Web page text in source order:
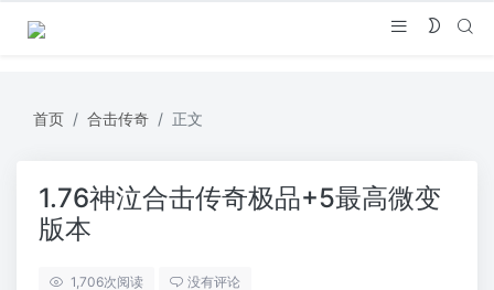
首页 合击传奇 正文
1.76神泣合击传奇极品+5最高微变
版本
1,706次阅读 没有评论